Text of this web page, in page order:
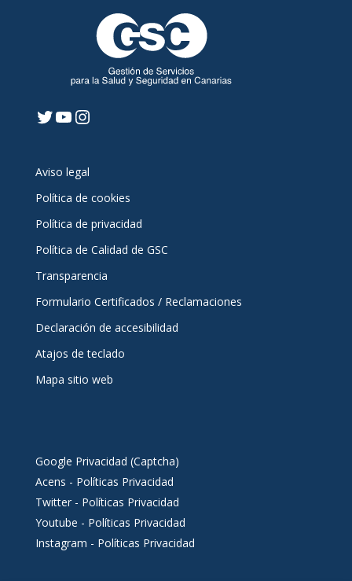
Twitter
YouTube
Instagram
Aviso legal
Política de cookies
Política de privacidad
Política de Calidad de GSC
Transparencia
Formulario Certificados / Reclamaciones
Declaración de accesibilidad
Atajos de teclado
Mapa sitio web
Google Privacidad (Captcha)
Acens - Políticas Privacidad
Twitter - Políticas Privacidad
Youtube - Políticas Privacidad
Instagram - Políticas Privacidad